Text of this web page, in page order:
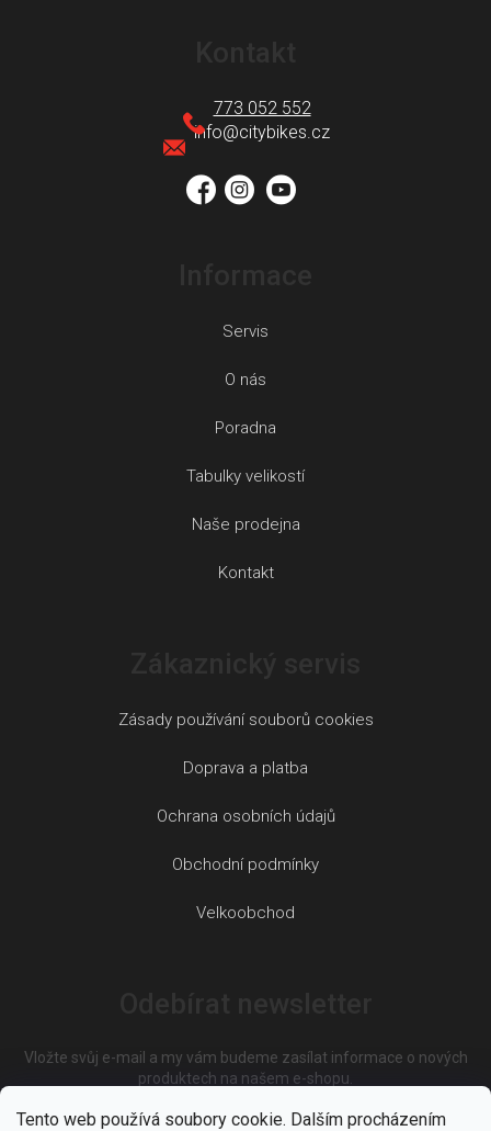
Tento web používá soubory cookie. Dalším procházením
info@citybikes.cz
773 052 552
Servis
O nás
Poradna
Tabulky velikostí
Naše prodejna
Kontakt
Zásady používání souborů cookies
Doprava a platba
Ochrana osobních údajů
Obchodní podmínky
Velkoobchod
Vložte svůj e-mail a my vám budeme zasílat informace o nových
produktech na našem e-shopu.